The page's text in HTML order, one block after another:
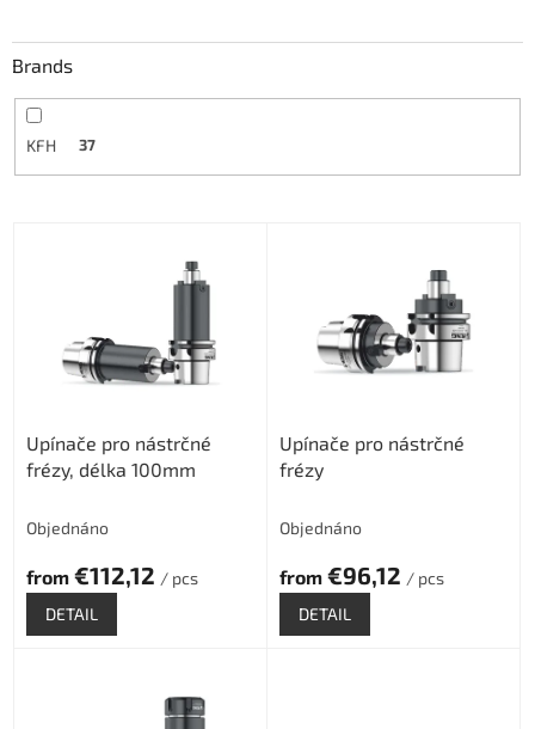
Brands
KFH 37
Upínače pro nástrčné
frézy, délka 100mm
Objednáno
from €112,12 / pcs
DETAIL
Upínače pro nástrčné
frézy
Objednáno
from €96,12 / pcs
DETAIL